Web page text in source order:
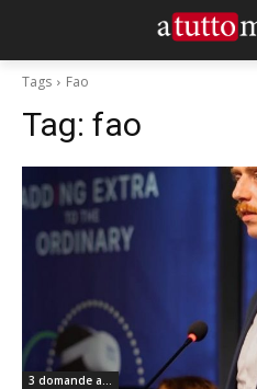
Tags Fao
Tag: fao
3 domande a...